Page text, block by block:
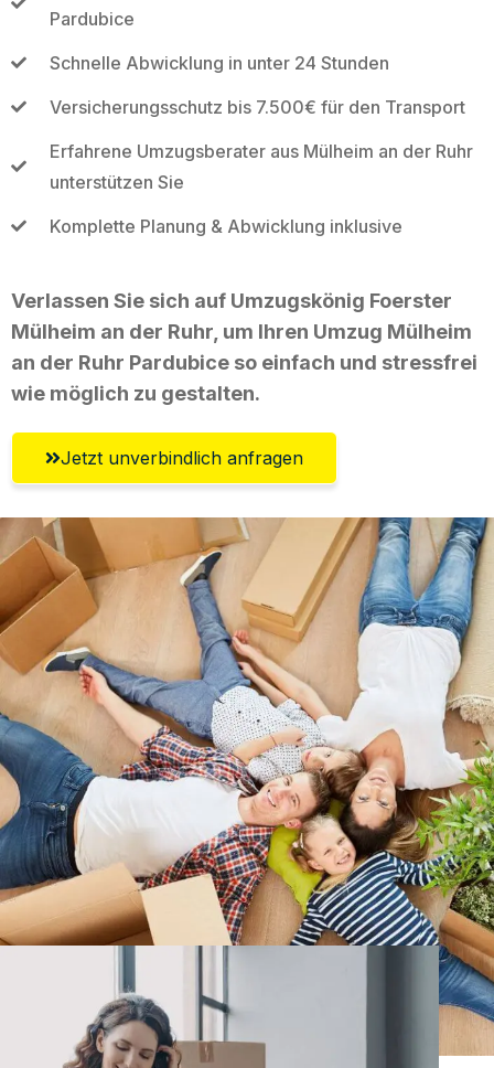
Pardubice
Schnelle Abwicklung in unter 24 Stunden
Versicherungsschutz bis 7.500€ für den Transport
Erfahrene Umzugsberater aus Mülheim an der Ruhr
unterstützen Sie
Komplette Planung & Abwicklung inklusive
Verlassen Sie sich auf Umzugskönig Foerster
Mülheim an der Ruhr, um Ihren Umzug Mülheim
an der Ruhr Pardubice so einfach und stressfrei
wie möglich zu gestalten.
Jetzt unverbindlich anfragen